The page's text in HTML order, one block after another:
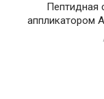
Пептидная
аппликатором